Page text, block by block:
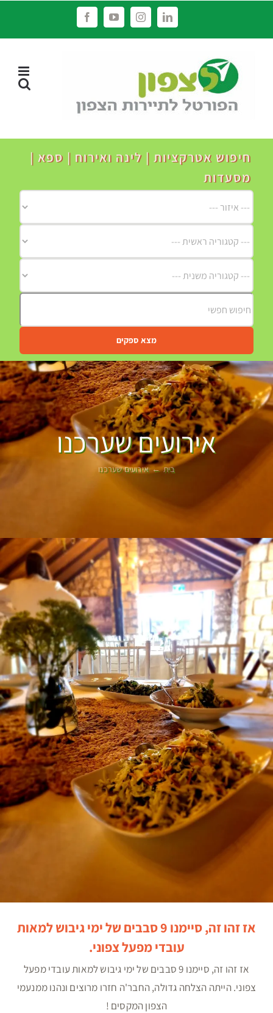
LinkedIn
Instagram
YouTube
Facebook
חיפוש אטרקציות | לינה ואירוח | ספא |
מסעדות
מצא ספקים
אירועים שערכנו
בית אירועים שערכנו
אז זהו זה, סיימנו 9 סבבים של ימי גיבוש למאות עובדי
מפעל צפוני.
אז זהו זה, סיימנו 9 סבבים של ימי גיבוש למאות
עובדי מפעל צפוני.
אז זהו זה, סיימנו 9 סבבים של ימי גיבוש למאות עובדי מפעל
צפוני. הייתה הצלחה גדולה, החבר'ה חזרו מרוצים ונהנו ממנעמי
הצפון המקסים !